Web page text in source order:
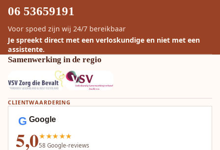
06 53659191
Voor spoed zijn wij 24/7 bereikbaar
Je spreekt direct met een verloskundige en niet met een
assistente.
Samenwerking in de regio
CLIENTWAARDERING
G Google
5,0★★★★★
58 Google-reviews